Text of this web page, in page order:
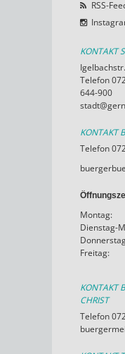
RSS-
KONTAKT
Telefon
644-900
KONTAKT
Telefon
Montag:
Dienstag-
Freitag:
KONTAKT
CHRIST
Telefon